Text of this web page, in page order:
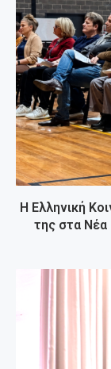
Η Ελληνική
της στα Νέα